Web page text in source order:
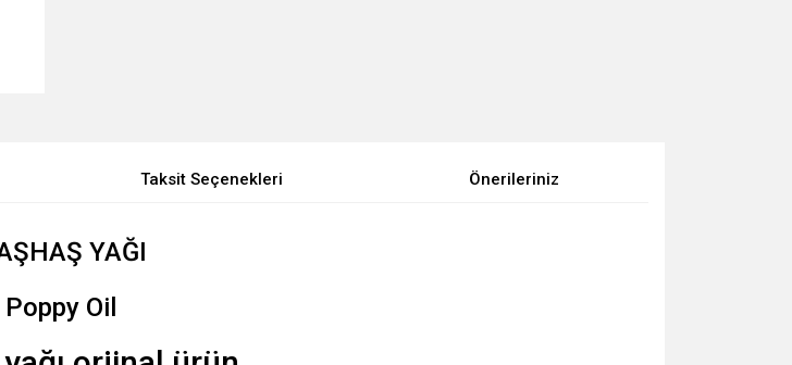
Taksit Seçenekleri Önerileriniz
YAĞI
Poppy Oil